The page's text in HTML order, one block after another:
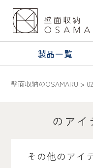
製品一覧
壁面収納のOSAMARU >
のアイ
その他のアイ